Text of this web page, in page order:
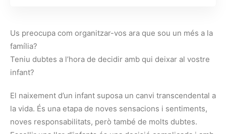
Us preocupa com organitzar-vos ara que sou un més a la
família?
Teniu dubtes a l’hora de decidir amb qui deixar al vostre
infant?
El naixement d’un infant suposa un canvi transcendental a
la vida. És una etapa de noves sensacions i sentiments,
noves responsabilitats, però també de molts dubtes.